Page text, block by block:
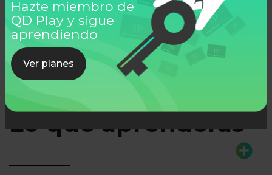
Hazte miembro de
QD Play y sigue
aprendiendo
Ver planes
2 Mins
Ver todos
Lo que aprenderás